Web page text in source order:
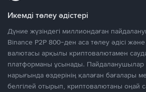
Икемді төлеу әдістері
Дүние жүзіндегі миллиондаған
Binance P2P 800-ден аса төлеу әдісі
валютасы арқылы криптовалютамен сауда
платформаны ұсынады.
нарығында өздерінің қалаған бағалары
белгілей отырып, криптовалютаны оңай